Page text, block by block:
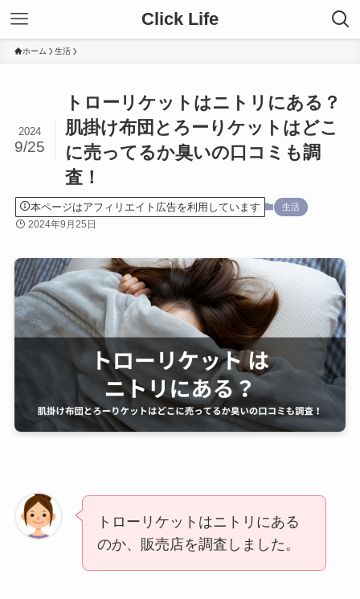
Click Life
ホーム 生活
トローリケットはニトリにある？
肌掛け布団とろーりケットはどこ
に売ってるか臭いの口コミも調
査！
2024
9/25
本ページはアフィリエイト広告を利用しています 生活
2024年9月25日
トローリケットはニトリにある
のか、販売店を調査しました。